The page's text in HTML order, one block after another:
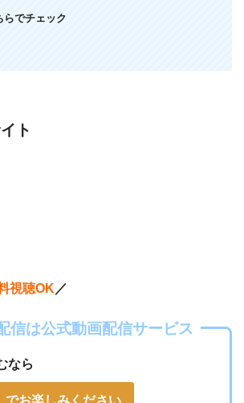
、工藤、柴田、西、ねこじ、へび
らでチェック
ト
視聴OK ／
信は公式動画配信サービス
なら
でお楽しみください